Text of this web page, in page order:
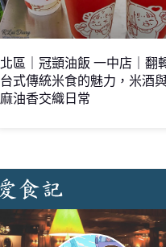
北區｜冠顗油飯 一中店｜翻
台式傳統米食的魅力，米酒
麻油香交織日常